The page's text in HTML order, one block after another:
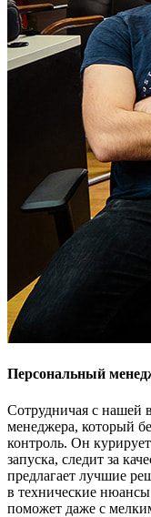
Персональный
Сотрудничая с нашей
менеджера, который
контроль. Он
запуска, следит за
предлагает лучшие
в технические
поможет даже с